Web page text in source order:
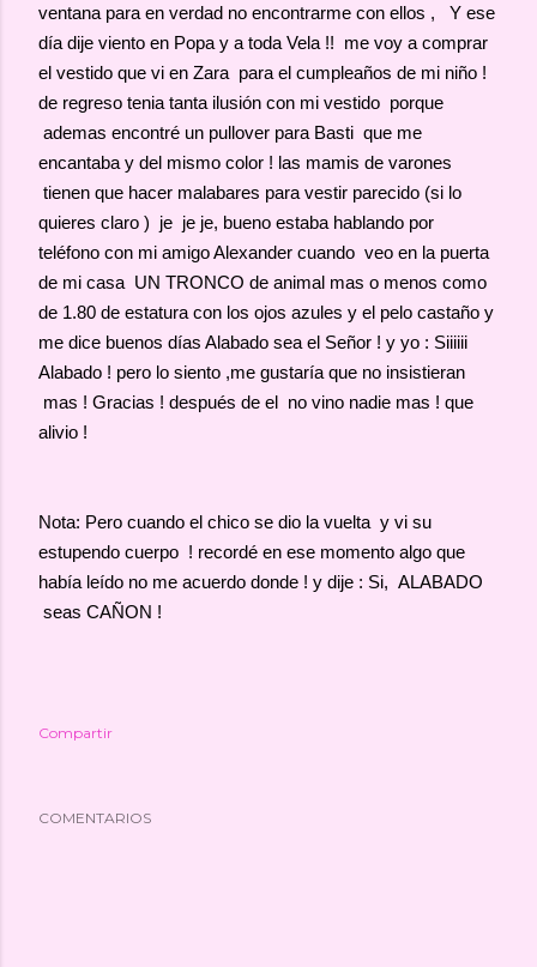
ventana para en verdad no encontrarme con ellos , Y ese
día dije viento en Popa y a toda Vela !! me voy a comprar
el vestido que vi en Zara para el cumpleaños de mi niño !
de regreso tenia tanta ilusión con mi vestido porque
ademas encontré un pullover para Basti que me
encantaba y del mismo color ! las mamis de varones
tienen que hacer malabares para vestir parecido (si lo
quieres claro ) je je je, bueno estaba hablando por
teléfono con mi amigo Alexander cuando veo en la puerta
de mi casa UN TRONCO de animal mas o menos como
de 1.80 de estatura con los ojos azules y el pelo castaño y
me dice buenos días Alabado sea el Señor ! y yo : Siiiiii
Alabado ! pero lo siento ,me gustaría que no insistieran
mas ! Gracias ! después de el no vino nadie mas ! que
alivio !
Nota: Pero cuando el chico se dio la vuelta y vi su
estupendo cuerpo ! recordé en ese momento algo que
había leído no me acuerdo donde ! y dije : Si, ALABADO
seas CAÑON !
Compartir
COMENTARIOS